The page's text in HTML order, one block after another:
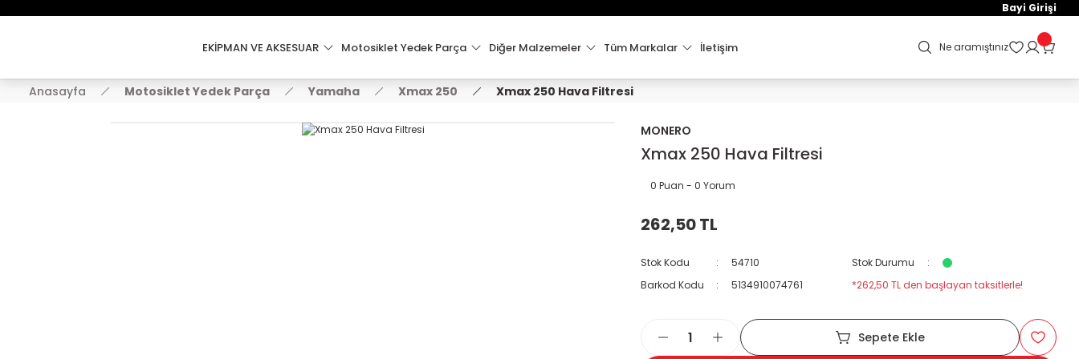
2000 TL VE ÜZERİ KARGO ÜCRETSİZ !
Bayi Girişi
EKİPMAN VE AKSESUAR Motosiklet Yedek Parça Diğer Malzemeler Tüm Markalar İletişim Ne aramıştınız
Anasayfa Motosiklet Yedek Parça Yamaha Xmax 250 Xmax 250 Hava Filtresi
MONERO
Xmax 250 Hava Filtresi
0 Puan - 0 Yorum
262,50 TL
Stok Kodu 54710
Stok Durumu
Barkod Kodu
5134910074761 *262,50 TL den başlayan taksitlerle!
Sepete Ekle